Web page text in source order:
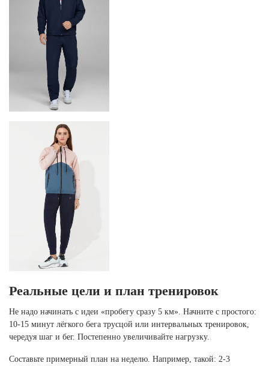
Реальные цели и план тренировок
Не надо начинать с идеи «пробегу сразу 5 км». Начните с простого:
10-15 минут лёгкого бега трусцой или интервальных тренировок,
чередуя шаг и бег. Постепенно увеличивайте нагрузку.
Составьте примерный план на неделю. Например, такой: 2-3